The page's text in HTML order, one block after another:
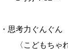
・思考力ぐんぐん
〈こどもちゃれ